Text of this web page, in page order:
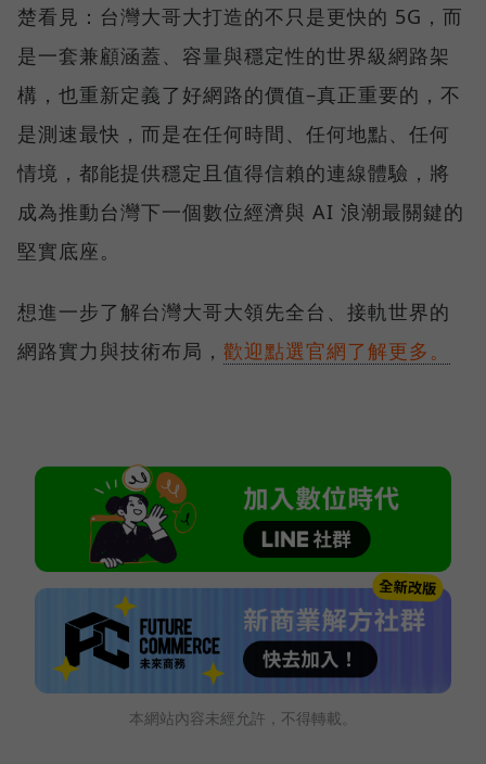
楚看見：台灣大哥大打造的不只是更快的 5G，而
是一套兼顧涵蓋、容量與穩定性的世界級網路架
構，也重新定義了好網路的價值–真正重要的，不
是測速最快，而是在任何時間、任何地點、任何
情境，都能提供穩定且值得信賴的連線體驗，將
成為推動台灣下一個數位經濟與 AI 浪潮最關鍵的
堅實底座。
想進一步了解台灣大哥大領先全台、接軌世界的
網路實力與技術布局， 歡迎點選官網了解更多。
本網站內容未經允許，不得轉載。